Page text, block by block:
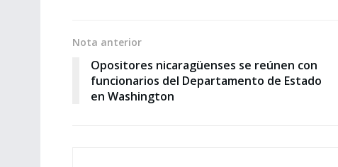
Nota anterior
Opositores nicaragüenses se reúnen con
funcionarios del Departamento de Estado
en Washington